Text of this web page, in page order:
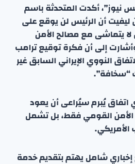
أكدت المتحدثة باسم
ليفيت أن الرئيس لن يوقع على
يتماشى مع مصالح الأمن
إلى أن فكرة توقيع ترامب
النووي الإيراني السابق غير
“سخافة”.
يُبرم سيُراعى أن يعود
الأمن القومي فقط، بل تشمل
شامل يهتم بتقديم خدمة